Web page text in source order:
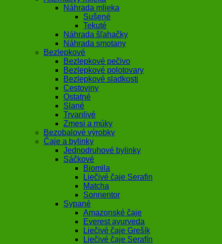
Náhrada mlieka
Sušené
Tekuté
Náhrada šľahačky
Náhrada smotany
Bezlepkové
Bezlepkové pečivo
Bezlepkové polotovary
Bezlepkové sladkosti
Cestoviny
Ostatné
Slané
Trvanlivé
Zmesi a múky
Bezobalové výrobky
Čaje a bylinky
Jednodruhové bylinky
Sáčkové
Biomila
Liečivé čaje Serafin
Matcha
Sonnentor
Sypané
Amazonské čaje
Everest ayurveda
Liečivé čaje Grešík
Liečivé čaje Serafín